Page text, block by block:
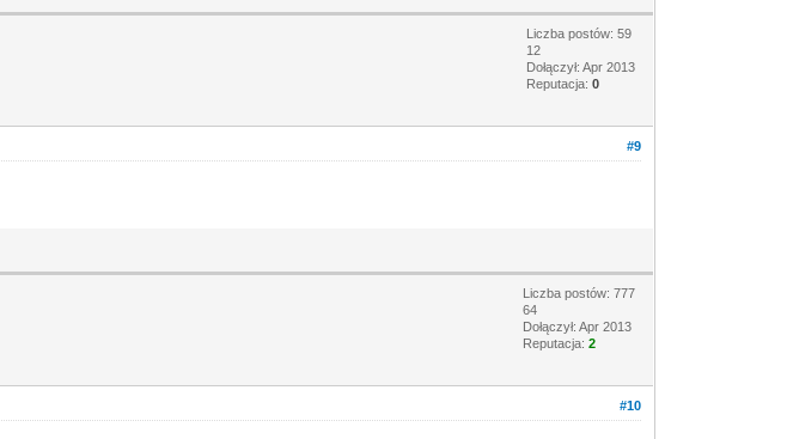
Liczba postów: 59
12
Dołączył: Apr 2013
Reputacja:0
#9
Liczba postów: 777
64
Dołączył: Apr 2013
Reputacja:2
#10